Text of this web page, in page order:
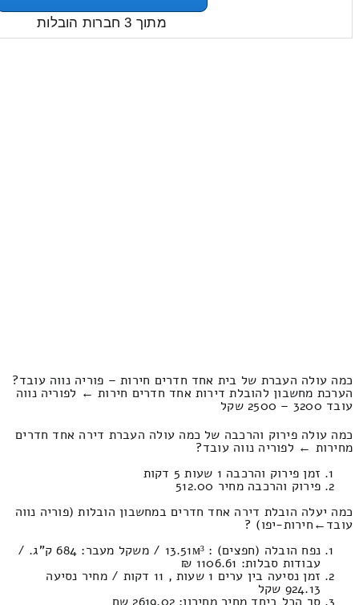
מתוך 3 חברות הובלות
כמה עולה העברת של בית אחד חדרים חירות – פוריה נווה עובד?
הערכת מחשבון להובלת דירות אחד חדרים חירות ← לפוריה נווה
עובד 3200 – 2500 שקל
כמה עולה פירוק והרכבה של כמה עולה העברת דירה אחד חדרים
מחירות ← לפוריה נווה עובד?
זמן פירוק והרכבה 1 שעות 5 דקות
פירוק והרכבה מחיר 512.00
כמה יעלה הובלת דירה אחד חדרים במחשבון הובלות (פוריה נווה
עובד‎←‏חירות-יפו) ?
נפח הובלה (חפצים) : 13.51м³ / משקל מעבר: 684 ק”ג. /
עבודות סבלות: 1106.61 ₪
זמן נסיעה בין ערים 1 שעות , 11 דקות / מחיר נסיעה
924.13 שקל